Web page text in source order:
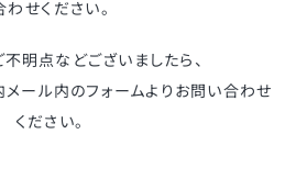
わせください。
明点などございましたら、
ール内のフォームよりお問い合わせ
ください。